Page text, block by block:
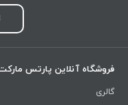
فروشگاه آنلاین پارتس
گالری